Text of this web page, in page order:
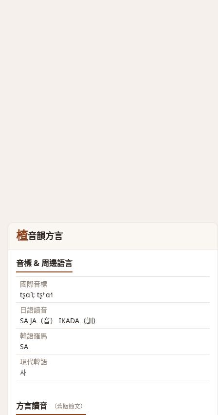
楂音韻方言
音標 & 周邊語言
國際音標
tʂɑ˥; tʂʰɑ˧˥
日語讀音
SA JA（音） IKADA（訓）
韓語羅馬
SA
現代韓語
사
方言讀音 （舊版簡文）